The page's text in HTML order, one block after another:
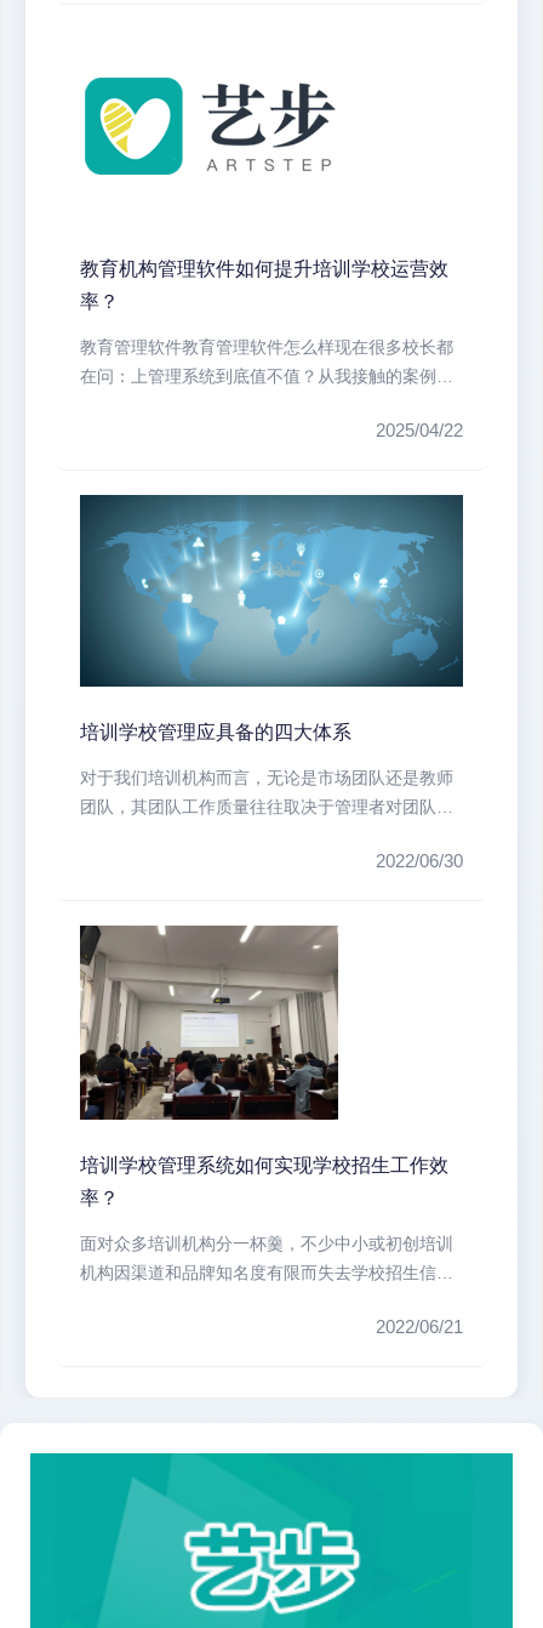
教育机构管理软件如何提升培训学校运营效
率？
教育管理软件教育管理软件怎么样现在很多校长都
在问：上管理系统到底值不值？从我接触的案例来
2025/04/22
培训学校管理应具备的四大体系
​对于我们培训机构而言，无论是市场团队还是教师
团队，其团队工作质量往往取决于管理者对团队的
2022/06/30
培训学校管理系统如何实现学校招生工作效
率？
面对众多培训机构分一杯羹，不少中小或初创培训
机构因渠道和品牌知名度有限而失去学校招生信心
2022/06/21